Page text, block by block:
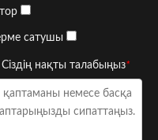
*
Сіздің нақты талабыңыз